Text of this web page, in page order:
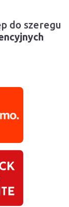
do szeregu